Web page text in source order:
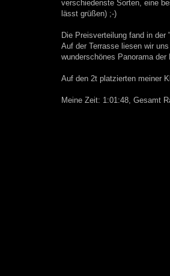
verschiedenste Sorten, eine
lässt grüßen) ;-)
Die Preisverteilung fand in
Auf der Terrasse liesen wir
wunderschönes Panorama der
Auf den 2t platzierten meiner
Meine Zeit: 1:01:48, Gesamt